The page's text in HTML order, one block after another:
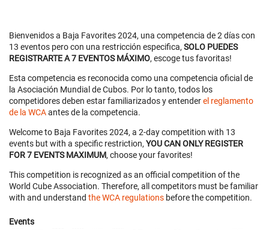
Bienvenidos a Baja Favorites 2024, una competencia de 2 días con
13 eventos pero con una restricción especifica, SOLO PUEDES
REGISTRARTE A 7 EVENTOS MÁXIMO, escoge tus favoritas!
Esta competencia es reconocida como una competencia oficial de
la Asociación Mundial de Cubos. Por lo tanto, todos los
competidores deben estar familiarizados y entenderel reglamento
de la WCAantes de la competencia.
Welcome to Baja Favorites 2024, a 2-day competition with 13
events but with a specific restriction, YOU CAN ONLY REGISTER
FOR 7 EVENTS MAXIMUM, choose your favorites!
This competition is recognized as an official competition of the
World Cube Association. Therefore, all competitors must be familiar
with and understand the WCA regulations before the competition.
Events